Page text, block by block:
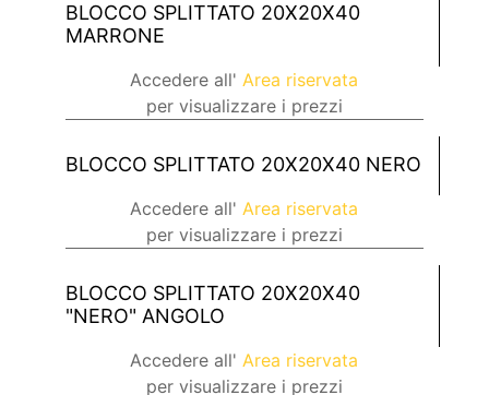
BLOCCO SPLITTATO 20X20X40
MARRONE
Accedere all'Area riservata
per visualizzare i prezzi
BLOCCO SPLITTATO 20X20X40 NERO
Accedere all'Area riservata
per visualizzare i prezzi
BLOCCO SPLITTATO 20X20X40
"NERO" ANGOLO
Accedere all'Area riservata
per visualizzare i prezzi